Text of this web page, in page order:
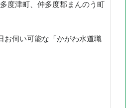
度津町、仲多度郡まんのう町
お伺い可能な「かがわ水道職